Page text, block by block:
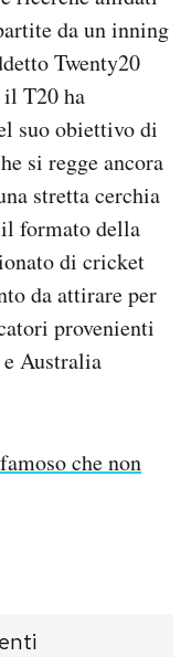
da un inning
Twenty20
T20 ha
suo obiettivo di
si regge ancora
stretta cerchia
formato della
di cricket
da attirare per
provenienti
Australia
che non